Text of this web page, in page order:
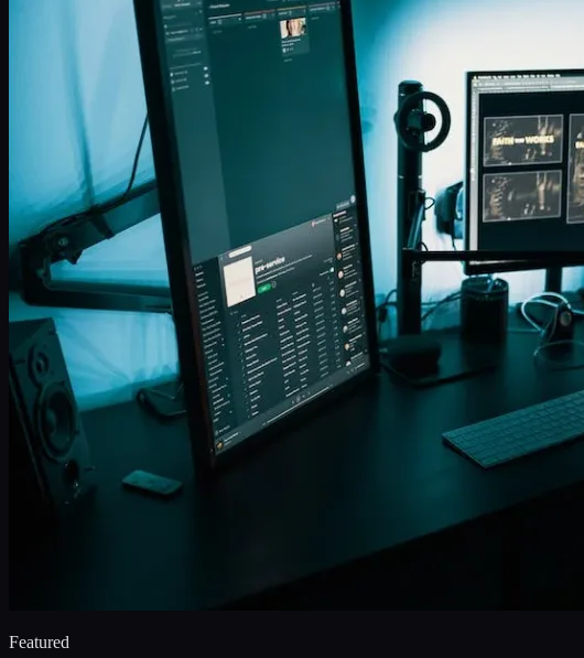
Featured